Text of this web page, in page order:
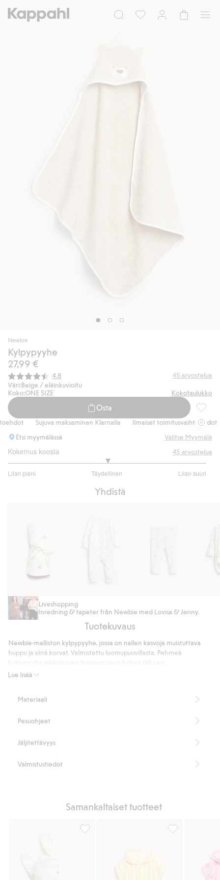
Newbie
Kylpypyyhe
27,99 €
Keskimääräinen luokitus:
4.8 45 arvostelua
Väri:Beige / eläinkuvioitu
Koko:ONE SIZE Kokotaulukko
Osta
Sujuva maksaminen Klarnalla
Ilmaiset toimitusvaihtoehdot
Etsi myymälässä
Valitse Myymälä
Kokemus koosta
Liian pieni Täydellinen Liian suuri
/
45 arvostelua
Yhdistä
Kuviollinen
musliinipeite
Pyjama,
jossa
nallekarhukuviointi
jossa
nallekarhukuvio
body
Liveshopping
Inredning & tapeter från Newbie med Lovisa & Jenny.
Tuotekuvaus
Lue lisää
Newbie-malliston kylpypyyhe, jossa on nallen kasvoja muistuttava
huppu ja siinä korvat. Valmistettu luomupuuvillasta. Pehmeä
Koko: 78 x 78 cm (L x K)
Brodeerattu eläimen naama korva-applikoinnit
Tuotenumero:
Materiaali
Pesuohjeet
Jäljitettävyys
Valmistustiedot
Samankaltaiset tuotteet